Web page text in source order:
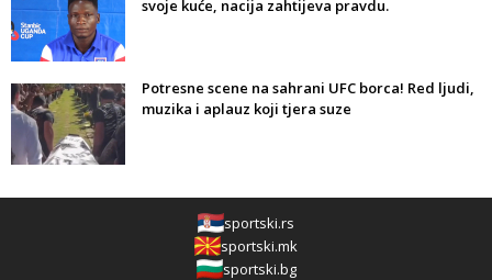
svoje kuće, nacija zahtijeva pravdu.
Potresne scene na sahrani UFC borca! Red ljudi,
muzika i aplauz koji tjera suze
sportski.rs
sportski.mk
sportski.bg